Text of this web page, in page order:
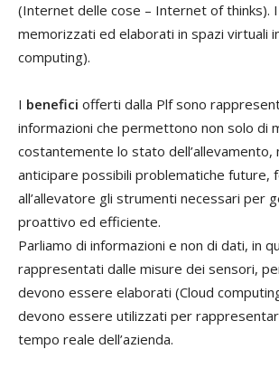
(Internet delle cose – Internet of thinks).
memorizzati ed elaborati in spazi virtuali
computing).
I benefici offerti dalla Plf sono
informazioni che permettono non solo di
costantemente lo stato dell’allevamento,
anticipare possibili problematiche future,
all’allevatore gli strumenti necessari per
proattivo ed efficiente.
Parliamo di informazioni e non di dati, in
rappresentati dalle misure dei sensori,
devono essere elaborati (Cloud
devono essere utilizzati per
tempo reale dell’azienda.